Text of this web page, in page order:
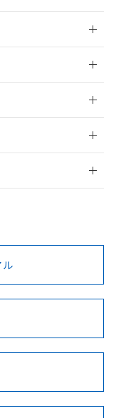
、以下を必ずお読
Cr(VI)
、当社の製
「1.共同利
証明書
テル類４
期間は出
から備考
。